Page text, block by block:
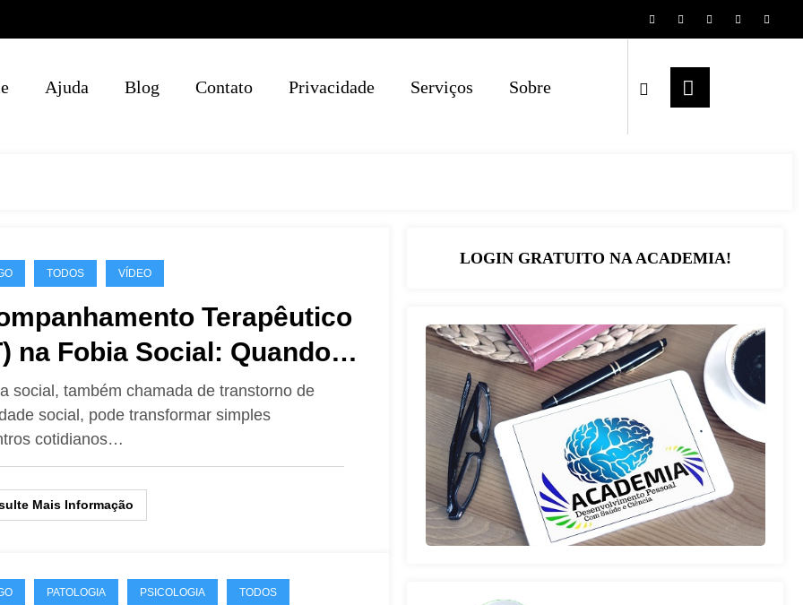
Ajuda Blog Contato Privacidade Serviços Sobre
TODOS VÍDEO
Terapêutico
na Fobia Social: Quando a
Vai Onde o Medo Mora
social, também chamada de transtorno de
social, pode transformar simples
cotidianos…
Mais Informação
PATOLOGIA PSICOLOGIA TODOS
LOGIN GRATUITO NA ACADEMIA!